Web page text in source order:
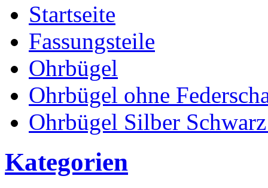
Startseite
Fassungsteile
Ohrbügel
Ohrbügel ohne
Ohrbügel Silber
Kategorien